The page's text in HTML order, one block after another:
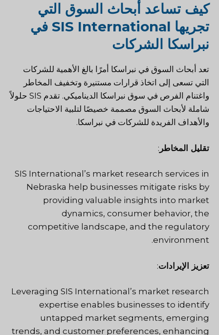
كيف تساعد أبحاث السوق التي
تجريها SIS International في
نبراسكا الشركات
تعد أبحاث السوق في نبراسكا أمرًا بالغ الأهمية للشركات
التي تسعى إلى اتخاذ قرارات مستنيرة وتخفيف المخاطر
واغتنام الفرص في سوق نبراسكا الديناميكي. تقدم SIS حلولاً
شاملة لأبحاث السوق مصممة خصيصًا لتلبية الاحتياجات
والأهداف الفريدة للشركات في نبراسكا.
تقليل المخاطر :
SIS International’s market research services in
Nebraska help businesses mitigate risks by
providing valuable insights into market
dynamics, consumer behavior, the
competitive landscape, and the regulatory
environment.
تعزيز الإيرادات:
Leveraging SIS International’s market research
expertise enables businesses to identify
untapped market segments, emerging
trends, and customer preferences, enhancing